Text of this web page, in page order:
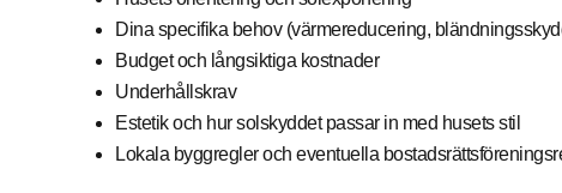
Dina specifika behov (värmereducering,
Budget och långsiktiga kostnader
Underhållskrav
Estetik och hur solskyddet passar in med husets stil
Lokala byggregler och eventuella